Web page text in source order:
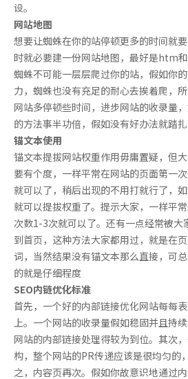
设。
网站地图
想要让蜘蛛在你的站停顿更多的时间就
时就必要建一份网站地图，最好是htm
蜘蛛不可能一层层爬过你的站，假如你
力，蜘蛛也没有充足的耐心去挨着爬，
网站多停顿些时间，进步网站的收录量
的方法事半功倍，假如没有好办法就踏扎
锚文本使用
锚文本提拔网站权重作用毋庸置疑，但
要有个度，一样平常在网站的页面第一
就可以了，稍后出现的不用打就行了，
就可以提拔权重了。提示大家，一样平
次数1-3次就可以了。还有一点经常被大
到首页，这种方法大家都用过，就是在
词，当然结果没有锚文本那么直接，可
的就是仔细程度
SEO内链优化标准
首先，一个好的内部链接优化网站每每
上。一个网站的收录量假如稳固并且持
网站的内部链接处理得较为到位。其次
构，整个网站的PR传递应该是很均匀的
之，内容页再次。假如你故意识地通过